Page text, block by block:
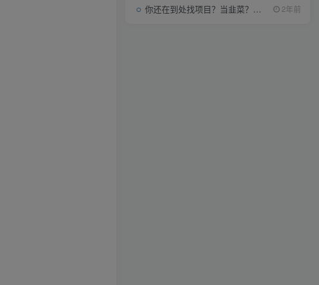
你还在到处找项目？当韭菜？我靠项目资源网也能月如过万。 2年前